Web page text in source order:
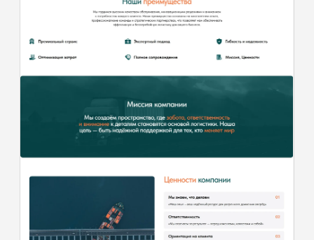
Многостраничный сайт на английском
и русском языках. Были использованы
яркие цвета, чтобы подчеркнуть
расположение компании в ОАЭ
и придать современности для